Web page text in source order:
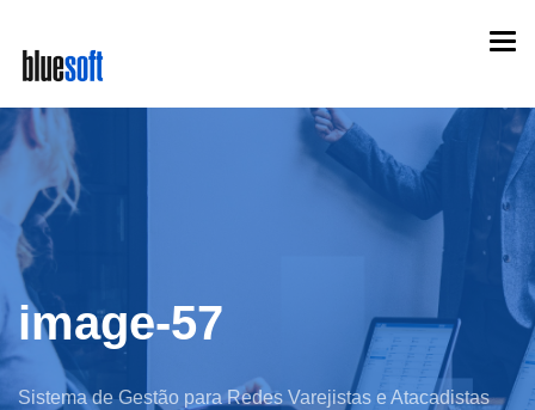
main
content
image-57
Sistema de Gestão para Redes Varejistas e Atacadistas